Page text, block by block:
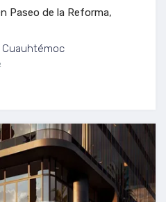
Paseo de la Reforma,